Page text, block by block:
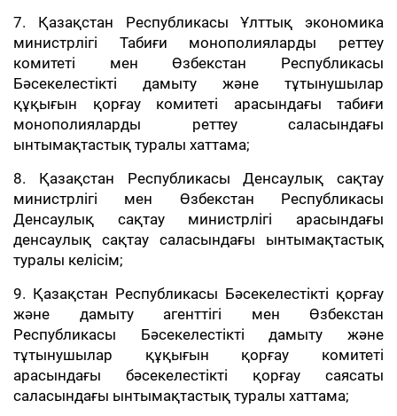
7. Қазақстан Республикасы Ұлттық экономика
министрлігі Табиғи монополияларды реттеу
комитеті мен Өзбекстан Республикасы
Бәсекелестікті дамыту және тұтынушылар
құқығын қорғау комитеті арасындағы табиғи
монополияларды реттеу саласындағы
ынтымақтастық туралы хаттама;
8. Қазақстан Республикасы Денсаулық сақтау
министрлігі мен Өзбекстан Республикасы
Денсаулық сақтау министрлігі арасындағы
денсаулық сақтау саласындағы ынтымақтастық
туралы келісім;
9. Қазақстан Республикасы Бәсекелестікті қорғау
және дамыту агенттігі мен Өзбекстан
Республикасы Бәсекелестікті дамыту және
тұтынушылар құқығын қорғау комитеті
арасындағы бәсекелестікті қорғау саясаты
саласындағы ынтымақтастық туралы хаттама;